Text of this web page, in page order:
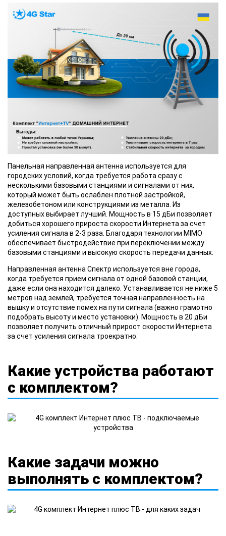
Панельная направленная антенна используется для
городских условий, когда требуется работа сразу с
несколькими базовыми станциями и сигналами от них,
который может быть ослаблен плотной застройкой,
железобетоном или конструкциями из металла. Из
доступных выбирает лучший. Мощность в 15 дБи позволяет
добиться хорошего прироста скорости Интернета за счет
усиления сигнала в 2-3 раза. Благодаря технологии MIMO
обеспечивает быстродействие при переключении между
базовыми станциями и высокую скорость передачи данных.
Направленная антенна Спектр используется вне города,
когда требуется прием сигнала от одной базовой станции,
даже если она находится далеко. Устанавливается не ниже 5
метров над землей, требуется точная направленность на
вышку и отсутствие помех на пути сигнала (важно грамотно
подобрать высоту и место установки). Мощность в 20 дБи
позволяет получить отличный прирост скорости Интернета
за счет усиления сигнала троекратно.
Какие устройства работают
с комплектом?
Какие задачи можно
выполнять с комплектом?